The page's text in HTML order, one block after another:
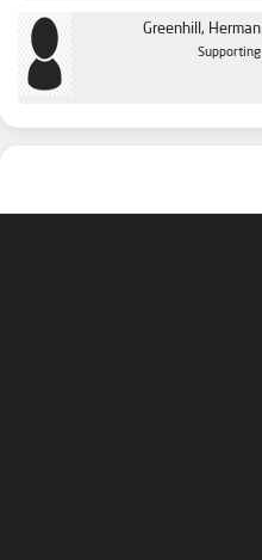
Greenhill, Herman
Supporting